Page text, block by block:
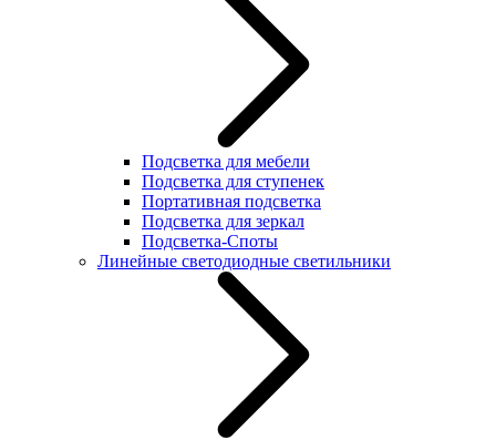
Подсветка для мебели
Подсветка для ступенек
Портативная подсветка
Подсветка для зеркал
Подсветка-Споты
Линейные светодиодные светильники